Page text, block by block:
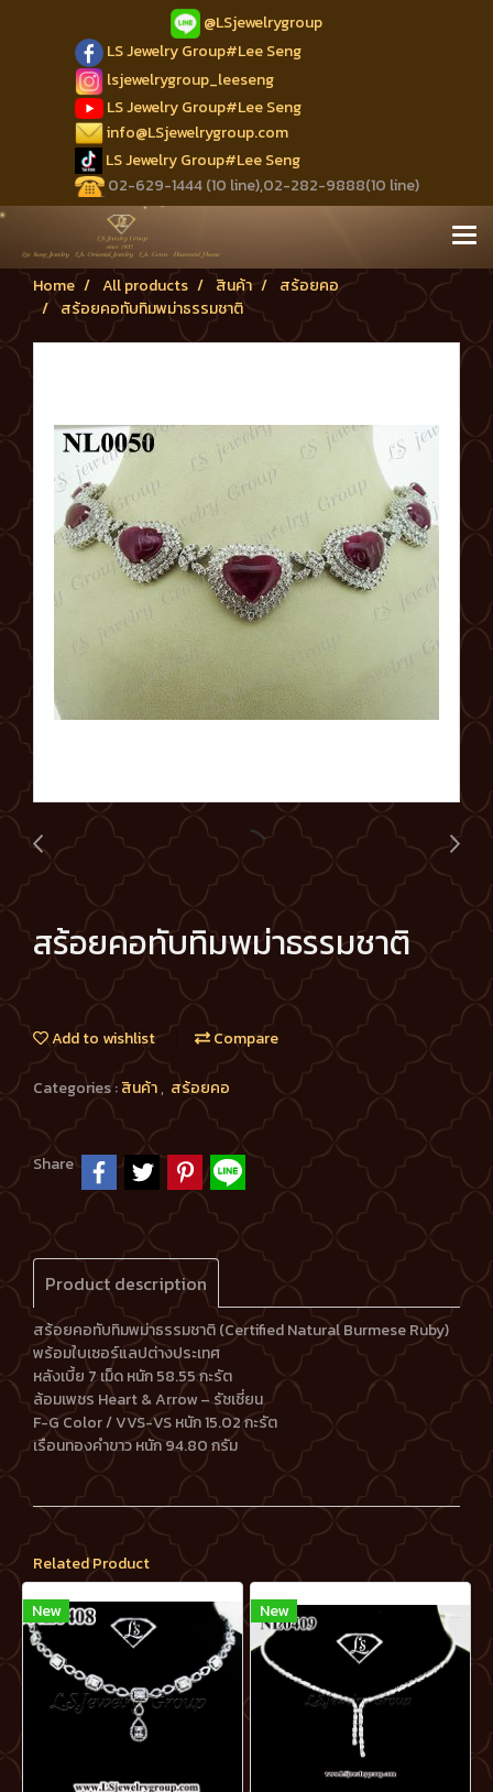
@LSjewelrygroup
LS Jewelry Group#Lee Seng
lsjewelrygroup_leeseng
LS Jewelry Group#Lee Seng
info@LSjewelrygroup.com
LS Jewelry Group#Lee Seng
02-629-1444 (10 line),02-282-9888(10 line)
Home All products สินค้า
สร้อยคอ
สร้อยคอทับทิมพม่าธรรมชาติ
สร้อยคอทับทิมพม่าธรรมชาติ
Add to wishlist Compare
Categories :สินค้า, สร้อยคอ
Share
Product description
สร้อยคอทับทิมพม่าธรรมชาติ (Certified Natural Burmese Ruby)
พร้อมใบเซอร์แลปต่างประเทศ
หลังเบี้ย 7 เม็ด หนัก 58.55 กะรัต
ล้อมเพชร Heart & Arrow – รัชเชี่ยน
F-G Color / VVS-VS หนัก 15.02 กะรัต
เรือนทองคำขาว หนัก 94.80 กรัม
Related Product
New New